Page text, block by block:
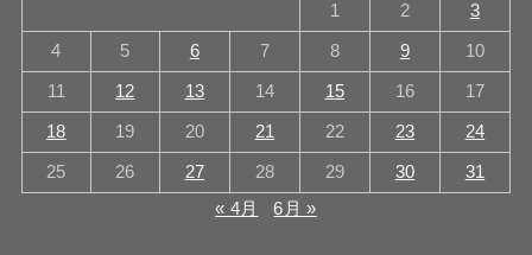
1 2 3
4 5 6 7 8 9 10
11 12 13 14 15 16 17
18 19 20 21 22 23 24
25 26 27 28 29 30
31
« 4月
6月 »